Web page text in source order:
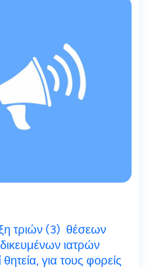
τριών (3) θέσεων
ιατρών
για τους φορείς